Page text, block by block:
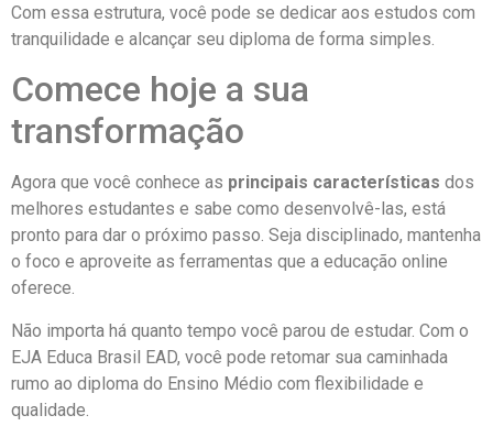
Com essa estrutura, você pode se dedicar aos estudos com
tranquilidade e alcançar seu diploma de forma simples.
Comece hoje a sua
transformação
Agora que você conhece as principais características dos
melhores estudantes e sabe como desenvolvê-las, está
pronto para dar o próximo passo. Seja disciplinado, mantenha
o foco e aproveite as ferramentas que a educação online
oferece.
Não importa há quanto tempo você parou de estudar. Com o
EJA Educa Brasil EAD, você pode retomar sua caminhada
rumo ao diploma do Ensino Médio com flexibilidade e
qualidade.